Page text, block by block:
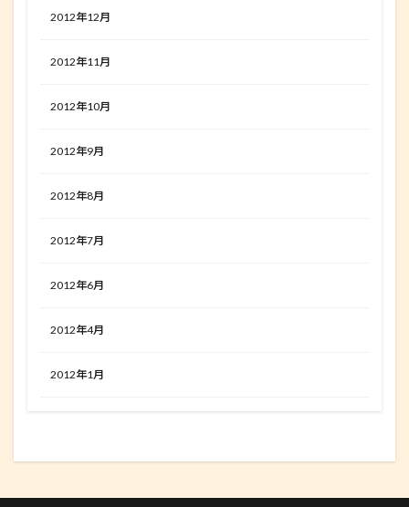
2012年12月
2012年11月
2012年10月
2012年9月
2012年8月
2012年7月
2012年6月
2012年4月
2012年1月